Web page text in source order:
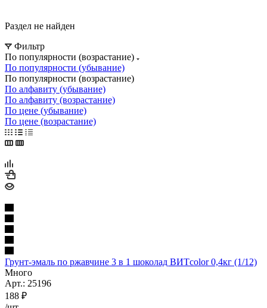
Раздел не найден
Фильтр
По популярности (возрастание)
По популярности (убывание)
По популярности (возрастание)
По алфавиту (убывание)
По алфавиту (возрастание)
По цене (убывание)
По цене (возрастание)
Грунт-эмаль по ржавчине 3 в 1 шоколад ВИТcolor 0,4кг (1/12)
Много
Арт.: 25196
188 ₽